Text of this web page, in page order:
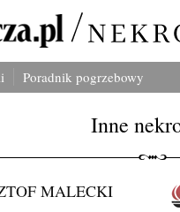
Poradnik pogrzebowy
Inne
MALECKI